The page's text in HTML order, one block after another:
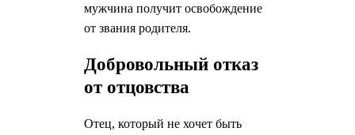
мужчина получит освобождение
от звания родителя.
Добровольный отказ
от отцовства
Отец, который не хочет быть